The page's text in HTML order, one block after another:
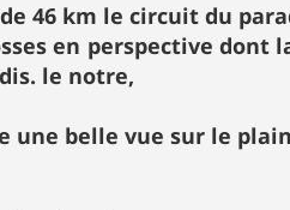
46 km le circuit du
en perspective dont
le notre,
une belle vue sur le